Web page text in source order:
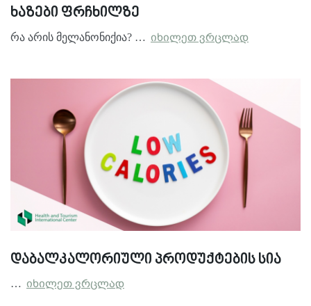
ხაზები ფრჩხილზე
რა არის მელანონიქია? … იხილეთ ვრცლად
დაბალკალორიული პროდუქტების სია
… იხილეთ ვრცლად